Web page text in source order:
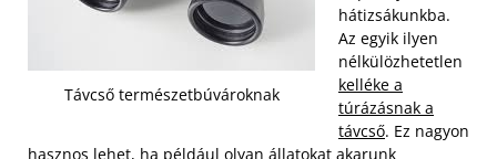
Távcső természetbúvároknak
hátizsákunkba.
Az egyik ilyen
nélkülözhetetlen
kelléke a
túrázásnak a
távcső. Ez nagyon
hasznos lehet, ha például olyan állatokat akarunk